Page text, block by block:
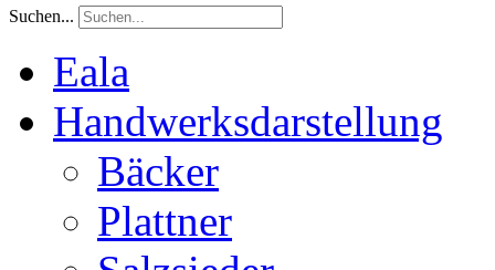
Suchen...
Eala
Handwerksdarstellung
Bäcker
Plattner